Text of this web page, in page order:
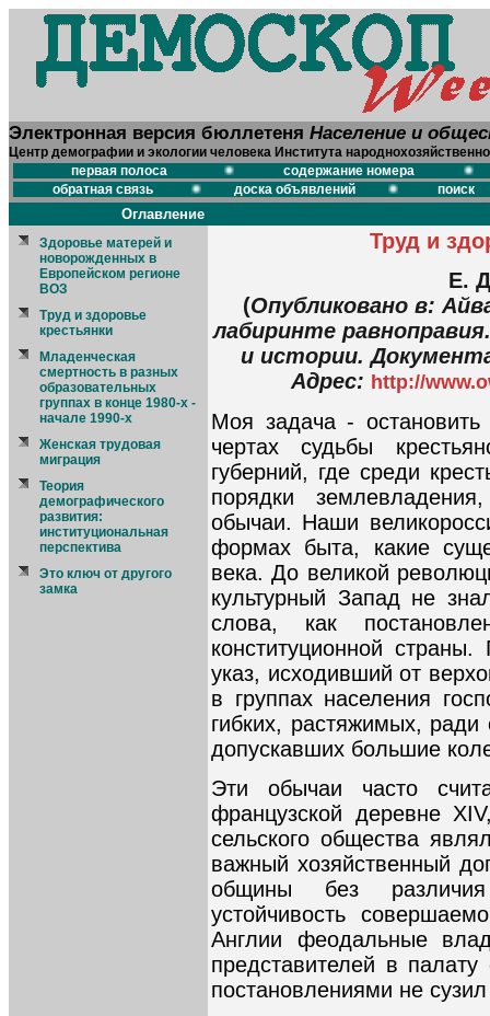
Электронная версия бюллетеня Население и
Центр демографии и экологии человека Института
первая полоса
содержание номера
обратная связь
доска объявлений поиск
Оглавление
Здоровье матерей и
новорожденных в
Европейском регионе
ВОЗ
Труд и здоровье
крестьянки
Младенческая
смертность в разных
образовательных
группах в конце 1980-х -
начале 1990-х
Женская трудовая
миграция
Теория
демографического
развития:
институциональная
перспектива
Это ключ от другого
замка
Труд и
Е.
(Опубликовано в:
лабиринте
и истории.
Адрес: http://
Моя задача -
чертах судьбы
губерний, где среди
порядки
обычаи. Наши
формах быта, какие
века. До великой
культурный Запад не
слова, как
конституционной
указ, исходивший от
в группах населения
гибких, растяжимых,
допускавших большие
Эти обычаи часто
французской деревне
сельского общества
важный хозяйственный
общины без
устойчивость
Англии феодальные
представителей в
постановлениями не